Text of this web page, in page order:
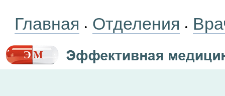
Главная • Отделения •